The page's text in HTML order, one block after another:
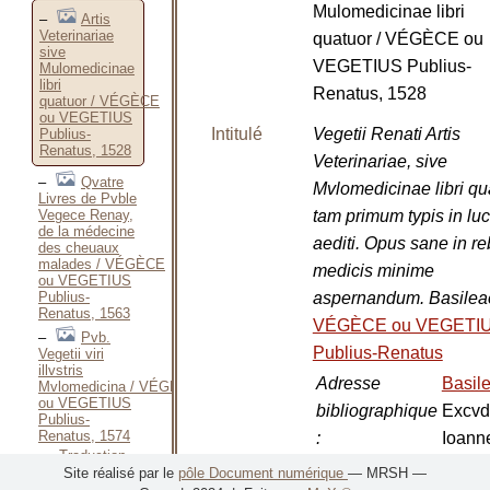
Artis
Veterinariae
sive
Mulomedicinae
libri
quatuor / VÉGÈCE
ou VEGETIUS
Publius-
Renatus, 1528
Qvatre
Livres de Pvble
Vegece Renay,
de la médecine
des cheuaux
malades / VÉGÈCE
ou VEGETIUS
Publius-
Renatus, 1563
Pvb.
Vegetii viri
illvstris
Mvlomedicina / VÉGÈCE
ou VEGETIUS
Publius-
Renatus, 1574
Traduction
d’anciens
Mulomedicinae libri
quatuor / VÉGÈCE ou
VEGETIUS Publius-
Renatus, 1528
Intitulé
Vegetii Renati Artis
Veterinariae, sive
Mvlomedicinae libri
tam primum typis in
aediti. Opus sane in
medicis minime
aspernandum.
VÉGÈCE ou
Publius-Renatus
Adresse
bibliographique
:
Site réalisé par le pôle Document numérique — MRSH —